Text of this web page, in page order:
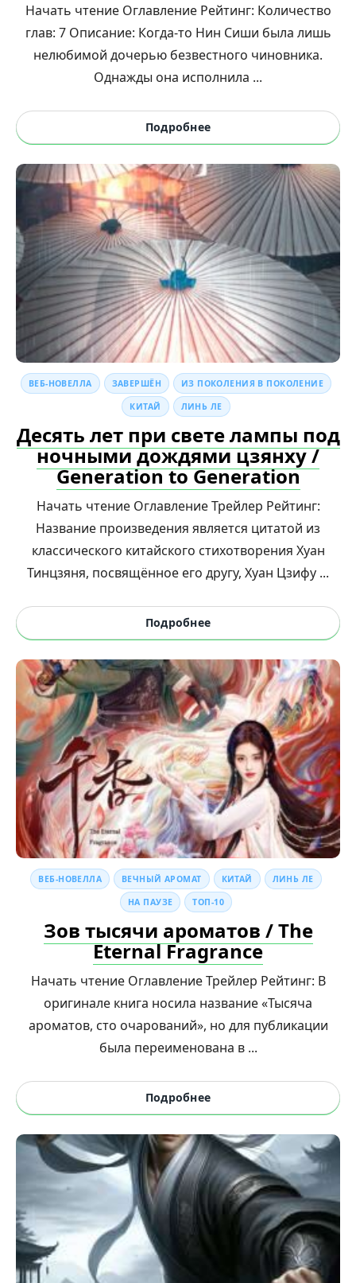
Начать чтение Оглавление Рейтинг: Количество
глав: 7 Описание: Когда-то Нин Сиши была лишь
нелюбимой дочерью безвестного чиновника.
Однажды она исполнила ...
Подробнее
ВЕБ-НОВЕЛЛА ЗАВЕРШЁН ИЗ ПОКОЛЕНИЯ В ПОКОЛЕНИЕ
КИТАЙ ЛИНЬ ЛЕ
Десять лет при свете лампы под
ночными дождями цзянху /
Generation to Generation
Начать чтение Оглавление Трейлер Рейтинг:
Название произведения является цитатой из
классического китайского стихотворения Хуан
Тинцзяня, посвящённое его другу, Хуан Цзифу ...
Подробнее
ВЕБ-НОВЕЛЛА ВЕЧНЫЙ АРОМАТ КИТАЙ ЛИНЬ ЛЕ
НА ПАУЗЕ ТОП-10
Зов тысячи ароматов / The
Eternal Fragrance
Начать чтение Оглавление Трейлер Рейтинг: В
оригинале книга носила название «Тысяча
ароматов, сто очарований», но для публикации
была переименована в ...
Подробнее